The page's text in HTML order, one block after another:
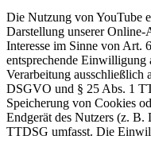
Die Nutzung von YouTube
Darstellung unserer Online-
Interesse im Sinne von Art.
entsprechende
Verarbeitung
DSGVO und § 25 Abs. 1
Speicherung von Cookies
Endgerät des Nutzers (z.
TTDSG umfasst. Die